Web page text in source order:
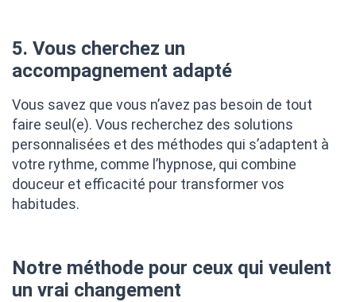
5. Vous cherchez un
accompagnement adapté
Vous savez que vous n’avez pas besoin de tout
faire seul(e). Vous recherchez des solutions
personnalisées et des méthodes qui s’adaptent à
votre rythme, comme l’hypnose, qui combine
douceur et efficacité pour transformer vos
habitudes.
Notre méthode pour ceux qui veulent
un vrai changement